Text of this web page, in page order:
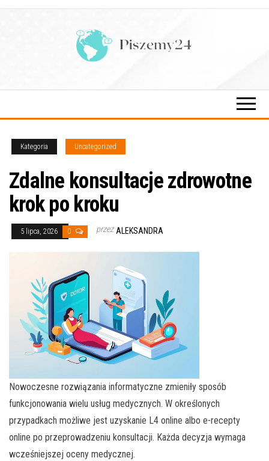
Kategoria Uncategorized
Zdalne konsultacje zdrowotne
krok po kroku
5 lipca, 2026 0 przez ALEKSANDRA
Nowoczesne rozwiązania informatyczne zmieniły sposób
funkcjonowania wielu usług medycznych. W określonych
przypadkach możliwe jest uzyskanie L4 online albo e-recepty
online po przeprowadzeniu konsultacji. Każda decyzja wymaga
wcześniejszej oceny medycznej.